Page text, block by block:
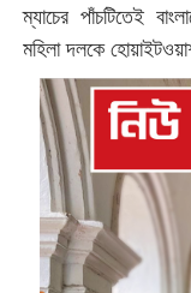
ম্যাচের পাঁচটিতেই
মহিলা দলকে